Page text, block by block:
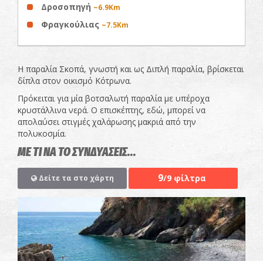
Δροσοπηγή ~6.9Km
Φραγκούλιας ~7.5Km
Η παραλία Σκοπά, γνωστή και ως Διπλή παραλία, βρίσκεται
δίπλα στον οικισμό Κότρωνα.
Πρόκειται για μία βοτσαλωτή παραλία με υπέροχα
κρυστάλλινα νερά. Ο επισκέπτης, εδώ, μπορεί να
απολαύσει στιγμές χαλάρωσης μακριά από την
πολυκοσμία.
ΜΕ ΤΙ ΝΑ ΤΟ ΣΥΝΔΥΑΣΕΙΣ...
Δείτε τα στο χάρτη 9/9 φίλτρα